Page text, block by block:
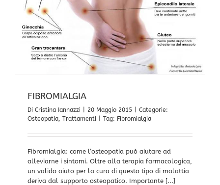
FIBROMIALGIA
Di Cristina Iannazzi 20 Maggio 2015
Categorie:
Osteopatia Trattamenti Tag: Fibromialgia
Fibromialgia: come l’osteopatia può aiutare ad
alleviarne i sintomi. Oltre alla terapia farmacologica,
un valido aiuto per la cura di questo tipo di malattia
deriva dal supporto osteopatico. Importante [...]